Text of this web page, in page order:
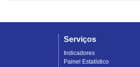
Serviços
Indicadores
Painel Estatístico